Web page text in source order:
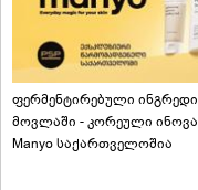
ფერმენტირებული
მოვლაში - კორეული
Manyo საქართველოშია